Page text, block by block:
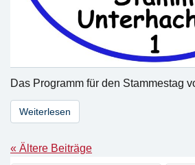
Das Programm für den Stammestag
Weiterlesen
« Ältere Beiträge